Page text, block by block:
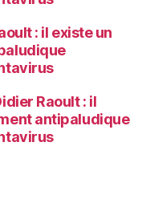
: il existe un
Raoult : il
antipaludique